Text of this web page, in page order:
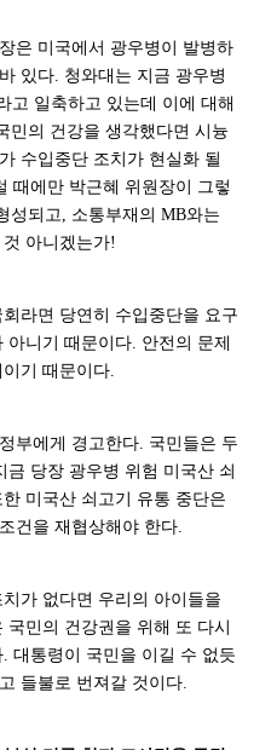
은 미국에서 광우병이 발병하
있다. 청와대는 지금 광우병
고 일축하고 있는데 이에 대해
민의 건강을 생각했다면 시늉
수입중단 조치가 현실화 될
때에만 박근혜 위원장이 그렇
성되고, 소통부재의 MB와는
아니겠는가!
라면 당연히 수입중단을 요구
니기 때문이다. 안전의 문제
기 때문이다.
부에게 경고한다. 국민들은 두
당장 광우병 위험 미국산 쇠
미국산 쇠고기 유통 중단은
건을 재협상해야 한다.
가 없다면 우리의 아이들을
민의 건강권을 위해 또 다시
대통령이 국민을 이길 수 없듯
들불로 번져갈 것이다.